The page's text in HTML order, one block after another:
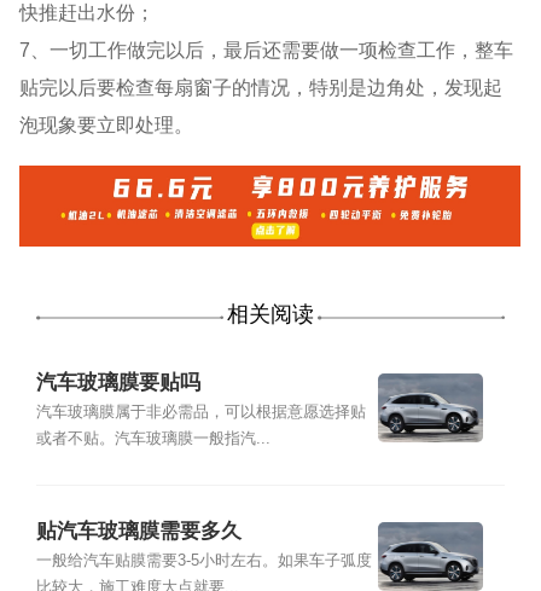
快推赶出水份；
7、一切工作做完以后，最后还需要做一项检查工作，整车
贴完以后要检查每扇窗子的情况，特别是边角处，发现起
泡现象要立即处理。
相关阅读
汽车玻璃膜要贴吗
汽车玻璃膜属于非必需品，可以根据意愿选择贴
或者不贴。汽车玻璃膜一般指汽...
贴汽车玻璃膜需要多久
一般给汽车贴膜需要3-5小时左右。如果车子弧度